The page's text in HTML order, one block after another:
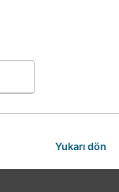
Yukarı dön